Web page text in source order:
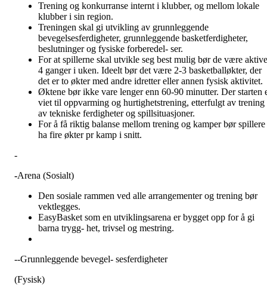
Trening og konkurranse internt i klubber, og mellom lokale
klubber i sin region.
Treningen skal gi utvikling av grunnleggende
bevegelsesferdigheter, grunnleggende basketferdigheter,
beslutninger og fysiske forberedel- ser.
For at spillerne skal utvikle seg best mulig bør de være aktive
4 ganger i uken. Ideelt bør det være 2-3 basketballøkter, der
det er to økter med andre idretter eller annen fysisk aktivitet.
Øktene bør ikke vare lenger enn 60-90 minutter. Der starten
viet til oppvarming og hurtighetstrening, etterfulgt av trening
av tekniske ferdigheter og spillsituasjoner.
For å få riktig balanse mellom trening og kamper bør spillere
ha fire økter pr kamp i snitt.
-
-Arena (Sosialt)
Den sosiale rammen ved alle arrangementer og trening bør
vektlegges.
EasyBasket som en utviklingsarena er bygget opp for å gi
barna trygg- het, trivsel og mestring.
--Grunnleggende bevegel- sesferdigheter
(Fysisk)